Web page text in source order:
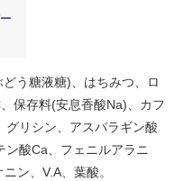
う糖液糖)、はちみつ、ロ
保存料(安息香酸Na)、カフ
グリシン、アスパラギン酸
ン酸Ca、フェニルアラニ
ン、V.A、葉酸。